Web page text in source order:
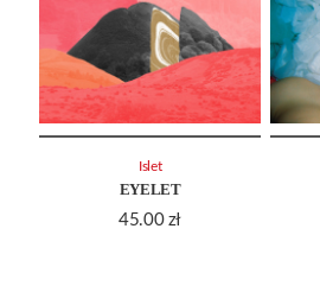
EYELET
45.00 zł
Islet